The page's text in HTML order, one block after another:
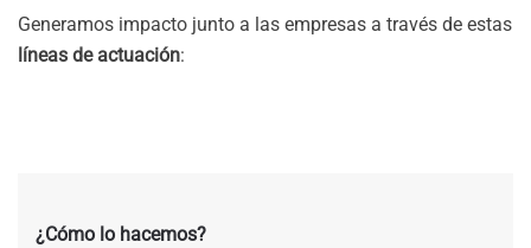
Generamos impacto junto a las empresas a través de estas
líneas de actuación:
¿Cómo lo hacemos?